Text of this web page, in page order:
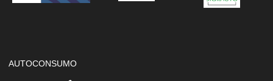
AUTOCONSUMO